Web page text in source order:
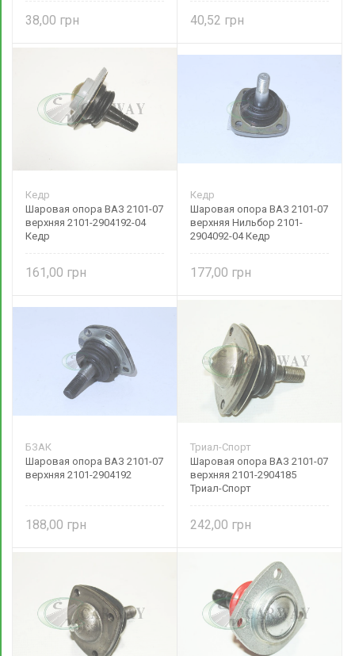
38,00 40,52
Кедр
Шаровая опора ВАЗ 2101-07
верхняя 2101-2904192-04
Кедр
161,00
Кедр
Шаровая опора ВАЗ 2101-07
верхняя Нильбор 2101-
2904092-04 Кедр
177,00
БЗАК
Шаровая опора ВАЗ 2101-07
верхняя 2101-2904192
188,00
Триал-Спорт
Шаровая опора ВАЗ 2101-07
верхняя 2101-2904185
Триал-Спорт
242,00